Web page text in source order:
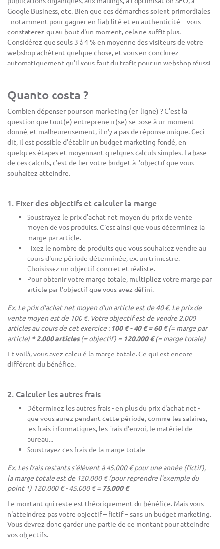
Google Business, etc. Bien que ces démarches soient primordiales
- notamment pour gagner en fiabilité et en authenticité – vous
constaterez qu'au bout d'un moment, cela ne suffit plus.
Considérez que seuls 3 à 4 % en moyenne des visiteurs de votre
webshop achètent quelque chose, et vous en conclurez
automatiquement qu'il vous faut du trafic pour un webshop réussi.
Quanto costa ?
Combien dépenser pour son marketing (en ligne) ? C'est la
question que tout(e) entrepreneur(se) se pose à un moment
donné, et malheureusement, il n'y a pas de réponse unique. Ceci
dit, il est possible d’établir un budget marketing fondé, en
quelques étapes et moyennant quelques calculs simples. La base
de ces calculs, c’est de lier votre budget à l'objectif que vous
souhaitez atteindre.
1. Fixer des objectifs et calculer la marge
Soustrayez le prix d'achat net moyen du prix de vente
moyen de vos produits. C'est ainsi que vous déterminez la
marge par article.
Fixez le nombre de produits que vous souhaitez vendre au
cours d'une période déterminée, ex. un trimestre.
Choisissez un objectif concret et réaliste.
Pour obtenir votre marge totale, multipliez votre marge par
article par l'objectif que vous avez défini.
Ex. Le prix d'achat net moyen d'un article est de 40 €. Le prix de
vente moyen est de 100 €. Votre objectif est de vendre 2.000
articles au cours de cet exercice : 100 € - 40 € = 60 €(= marge par
article) * 2.000 articles(= objectif) = 120.000 €(= marge totale)
Et voilà, vous avez calculé la marge totale. Ce qui est encore
différent du bénéfice.
2. Calculer les autres frais
Déterminez les autres frais - en plus du prix d'achat net -
que vous aurez pendant cette période, comme les salaires,
les frais informatiques, les frais d'envoi, le matériel de
bureau...
Soustrayez ces frais de la marge totale
Ex. Les frais restants s'élèvent à 45.000 € pour une année (fictif),
la marge totale est de 120.000 € (pour reprendre l’exemple du
point 1) 120.000 € - 45.000 € = 75.000 €
Le montant qui reste est théoriquement du bénéfice. Mais vous
n'atteindrez pas votre objectif – fictif – sans un budget marketing.
Vous devrez donc garder une partie de ce montant pour atteindre
vos objectifs.